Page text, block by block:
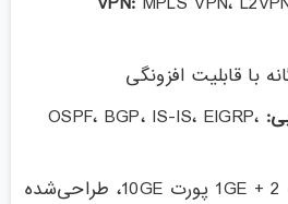
OSPF، BGP، IS-IS، EIGRP،
4 پورت 1GE + 2 پورت 10GE، طراحی‌شده